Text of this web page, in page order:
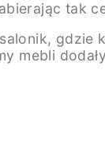
tak
mebli